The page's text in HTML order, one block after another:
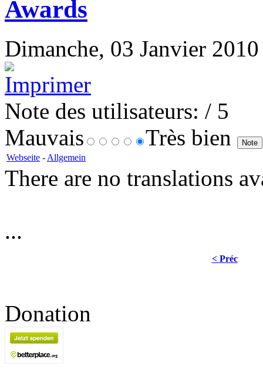
Awards
Dimanche, 03 Janvier
Note des utilisateurs: / 5
Mauvais
Très bien
Webseite - Allgemein
There are no translations
...
< Préc
Donation